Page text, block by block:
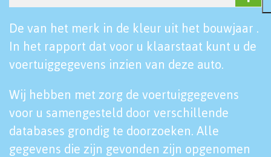
De van het merk in de kleur uit het bouwjaar .
In het rapport dat voor u klaarstaat kunt u de
voertuiggegevens inzien van deze auto.
Wij hebben met zorg de voertuiggegevens
voor u samengesteld door verschillende
databases grondig te doorzoeken. Alle
gegevens die zijn gevonden zijn opgenomen